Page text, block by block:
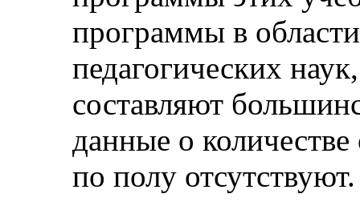
программы в
педагогических
составляют
данные о
по полу отсутствуют.